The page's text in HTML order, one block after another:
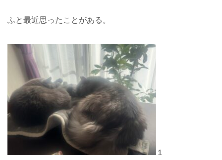
ふと最近思ったことがある。
１